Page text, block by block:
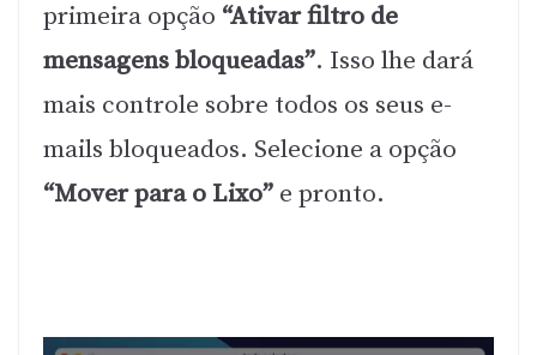
primeira opção “Ativar filtro de
mensagens bloqueadas”. Isso lhe dará
mais controle sobre todos os seus e-
mails bloqueados. Selecione a opção
“Mover para o Lixo” e pronto.